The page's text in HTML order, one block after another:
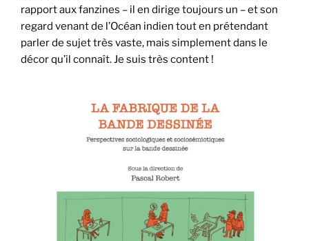
rapport aux fanzines – il en dirige toujours un – et son
regard venant de l’Océan indien tout en prétendant
parler de sujet très vaste, mais simplement dans le
décor qu’il connaît. Je suis très content !